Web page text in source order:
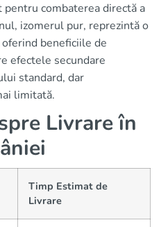
combaterea directă a
izomerul pur, reprezintă o
beneficiile de
efectele secundare
standard, dar
limitată.
Livrare în
Timp Estimat de
Livrare